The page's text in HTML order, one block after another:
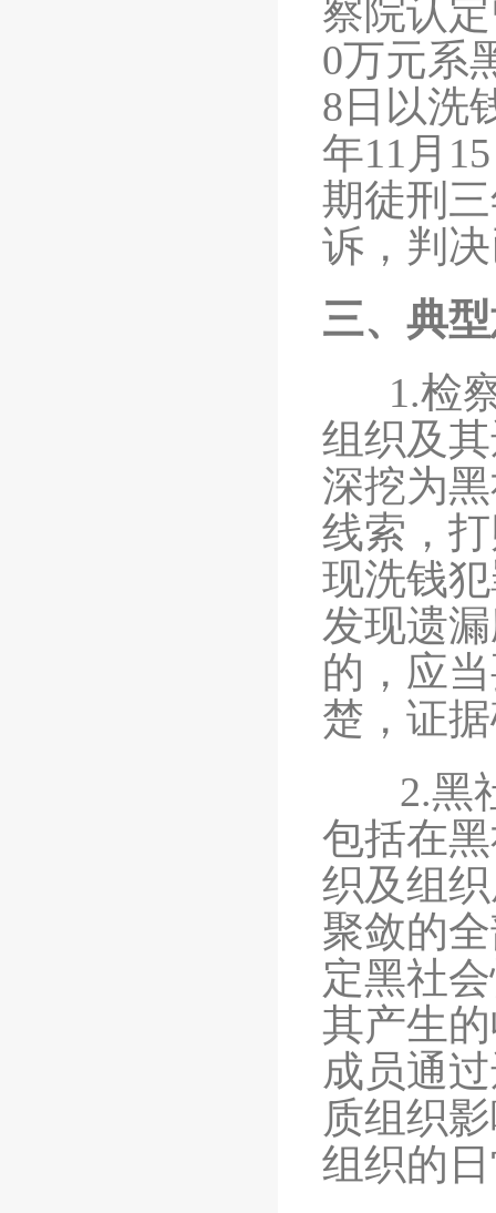
察院认
0万元系
8日以洗
年11月
期徒刑
诉，判
三、典
1.检察
组织及
深挖为
线索，
现洗钱
发现遗
的，应
楚，证
2.黑社
包括在
织及组
聚敛的
定黑社
其产生
成员通
质组织
组织的